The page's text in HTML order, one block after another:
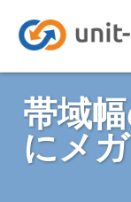
帯域
にメ